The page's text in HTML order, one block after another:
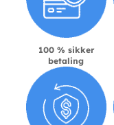
100 % sikker
betaling